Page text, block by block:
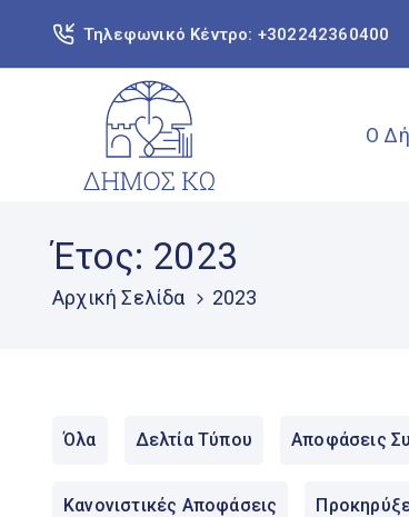
Τηλεφωνικό Κέντρο: +302242360400
Ο
Έτος: 2023
Αρχική Σελίδα 2023
Όλα Δελτία Τύπου Αποφάσεις
Κανονιστικές Αποφάσεις